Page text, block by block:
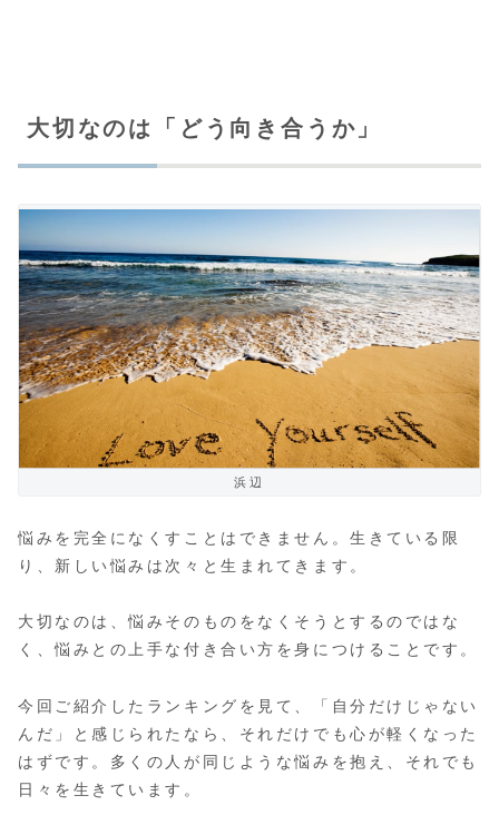
大切なのは「どう向き合うか」
浜辺
悩みを完全になくすことはできません。生きている限
り、新しい悩みは次々と生まれてきます。
大切なのは、悩みそのものをなくそうとするのではな
く、悩みとの上手な付き合い方を身につけることです。
今回ご紹介したランキングを見て、「自分だけじゃない
んだ」と感じられたなら、それだけでも心が軽くなった
はずです。多くの人が同じような悩みを抱え、それでも
日々を生きています。